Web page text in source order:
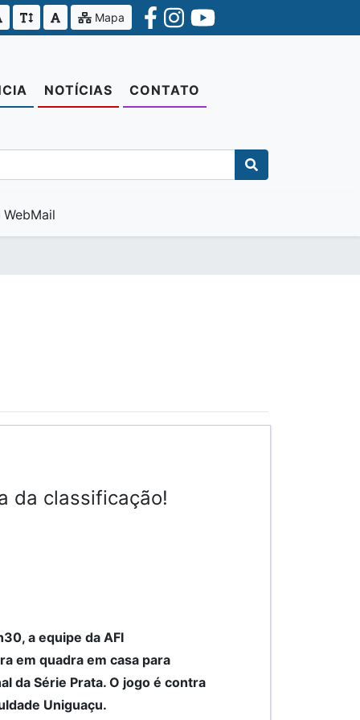
Mapa
NOTÍCIAS CONTATO
WebMail
da classificação!
a equipe da AFI
em quadra em casa para
da Série Prata. O jogo é contra
Uniguaçu.